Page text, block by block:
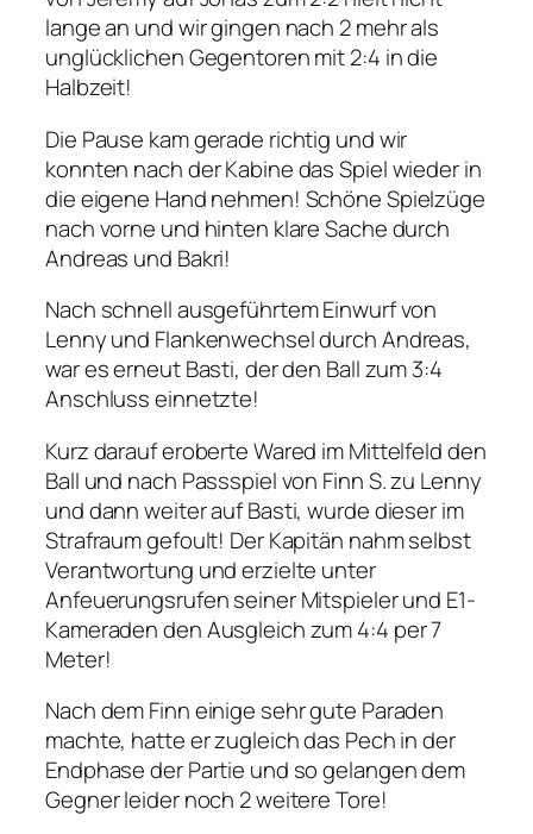
lange an und wir gingen nach 2 mehr als
unglücklichen Gegentoren mit 2:4 in die
Halbzeit!
Die Pause kam gerade richtig und wir
konnten nach der Kabine das Spiel wieder in
die eigene Hand nehmen! Schöne Spielzüge
nach vorne und hinten klare Sache durch
Andreas und Bakri!
Nach schnell ausgeführtem Einwurf von
Lenny und Flankenwechsel durch Andreas,
war es erneut Basti, der den Ball zum 3:4
Anschluss einnetzte!
Kurz darauf eroberte Wared im Mittelfeld den
Ball und nach Passspiel von Finn S. zu Lenny
und dann weiter auf Basti, wurde dieser im
Strafraum gefoult! Der Kapitän nahm selbst
Verantwortung und erzielte unter
Anfeuerungsrufen seiner Mitspieler und E1­-
Kameraden den Ausgleich zum 4:4 per 7
Meter!
Nach dem Finn einige sehr gute Paraden
machte, hatte er zugleich das Pech in der
Endphase der Partie und so gelangen dem
Gegner leider noch 2 weitere Tore!